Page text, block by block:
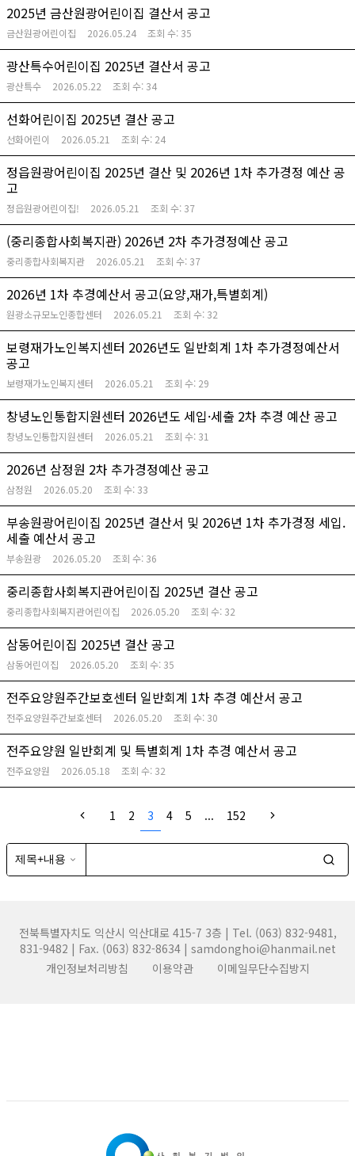
2025년 금산원광어린이집 결산서 공고
금산원광어린이집 2026.05.24 조회 수: 35
광산특수어린이집 2025년 결산서 공고
광산특수 2026.05.22 조회 수: 34
선화어린이집 2025년 결산 공고
선화어린이 2026.05.21 조회 수: 24
정읍원광어린이집 2025년 결산 및 2026년 1차 추가경정 예산 공
고
정읍원광어린이집! 2026.05.21 조회 수: 37
(중리종합사회복지관) 2026년 2차 추가경정예산 공고
중리종합사회복지관 2026.05.21 조회 수: 37
2026년 1차 추경예산서 공고(요양,재가,특별회계)
원광소규모노인종합센터 2026.05.21 조회 수: 32
보령재가노인복지센터 2026년도 일반회계 1차 추가경정예산서
공고
보령재가노인복지센터 2026.05.21 조회 수: 29
창녕노인통합지원센터 2026년도 세입·세출 2차 추경 예산 공고
창녕노인통합지원센터 2026.05.21 조회 수: 31
2026년 삼정원 2차 추가경정예산 공고
삼정원 2026.05.20 조회 수: 33
부송원광어린이집 2025년 결산서 및 2026년 1차 추가경정 세입.
세출 예산서 공고
부송원광 2026.05.20 조회 수: 36
중리종합사회복지관어린이집 2025년 결산 공고
중리종합사회복지관어린이집 2026.05.20 조회 수: 32
삼동어린이집 2025년 결산 공고
삼동어린이집 2026.05.20 조회 수: 35
전주요양원주간보호센터 일반회계 1차 추경 예산서 공고
전주요양원주간보호센터 2026.05.20 조회 수: 30
전주요양원 일반회계 및 특별회계 1차 추경 예산서 공고
전주요양원 2026.05.18 조회 수: 32
1 2 3 4 5 ... 152
전북특별자치도 익산시 익산대로 415-7 3층 | Tel. (063) 832-9481,
831-9482 | Fax. (063) 832-8634 | samdonghoi@hanmail.net
개인정보처리방침
이용약관 이메일무단수집방지